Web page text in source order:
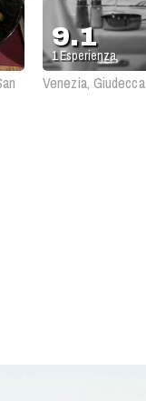
9.1
1Esperienza
Venezia, Giudecca